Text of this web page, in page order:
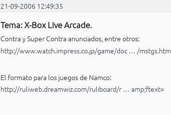
21-09-2006 12:49:35
Tema: X-Box Live Arcade.
Contra y Super Contra anunciados, entre otros:
http://www.watch.impress.co.jp/game/doc … /mstgs.htm
El formato para los juegos de Namco:
http://ruliweb.dreamwiz.com/ruliboard/r … amp;ftext=